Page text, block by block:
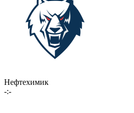
Нефтехимик
-:-